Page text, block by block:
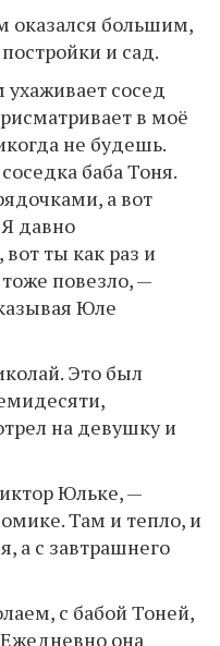
оказался большим,
и сад.
сосед
в моё
не будешь.
баба Тоня.
а вот
давно
ты как раз и
повезло, —
Юле
Это был
на девушку и
Юльке, —
Там и тепло, и
а с завтрашнего
с бабой Тоней,
она